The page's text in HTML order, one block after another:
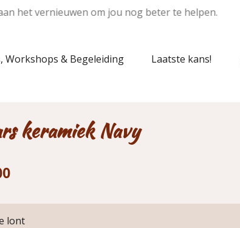
het vernieuwen om jou nog beter te helpen.
Workshops & Begeleiding Laatste kans!
keramiek Navy
lont